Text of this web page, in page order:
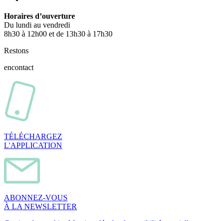
Horaires d’ouverture
Du lundi au vendredi
8h30 à 12h00 et de 13h30 à 17h30
Restons
encontact
TÉLÉCHARGEZ
L'APPLICATION
ABONNEZ-VOUS
À LA NEWSLETTER